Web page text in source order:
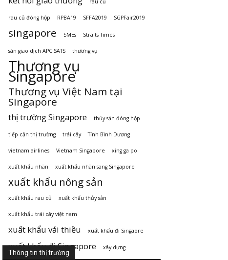
rau củ
rau củ đóng hộp RPBA19 SFFA2019 SGPFair2019
singapore SMEs Straits Times
sàn giao dịch APC SATS thương vụ
Thương vụ
Singapore
Thương vụ Việt Nam tại
Singapore
thị trường Singapore thủy sản đóng hộp
tiếp cận thị trường trái cây Tỉnh Bình Dương
vietnam airlines Vietnam Singapore xing ga po
xuất khẩu nhãn xuất khẩu nhãn sang Singapore
xuất khẩu nông sản
xuất khẩu rau củ xuất khẩu thủy sản
xuất khẩu trái cây việt nam
xuất khẩu vải thiều xuất khẩu đi Singaore
xuất khẩu đi Singapore xây dựng
Thông tin thị trường